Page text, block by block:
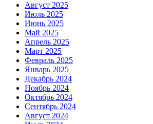
Август 2025
Июль 2025
Июнь 2025
Май 2025
Апрель 2025
Март 2025
Февраль 2025
Январь 2025
Декабрь 2024
Ноябрь 2024
Октябрь 2024
Сентябрь 2024
Август 2024